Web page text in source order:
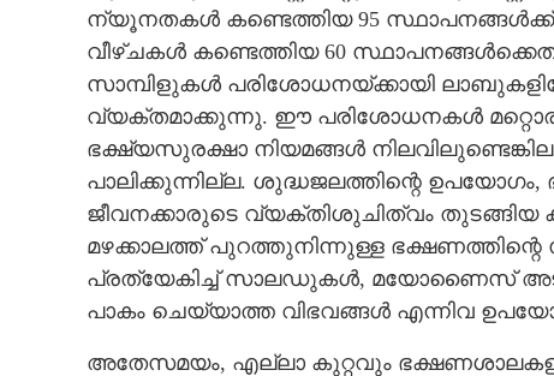
ന്യൂനതകൾ കണ്ടെത്തിയ 95
വീഴ്ചകൾ കണ്ടെത്തിയ 60
സാമ്പിളുകൾ പരിശോധനയ്ക്കായി
വ്യക്തമാക്കുന്നു. ഈ പരിശോധനകൾ
ഭക്ഷ്യസുരക്ഷാ നിയമങ്ങൾ
പാലിക്കുന്നില്ല. ശുദ്ധജലത്തിന്റെ
ജീവനക്കാരുടെ വ്യക്തിശുചിത്വം തുടങ്ങിയ
മഴക്കാലത്ത് പുറത്തുനിന്നുള്ള
പ്രത്യേകിച്ച് സാലഡുകൾ, മയോണൈസ്
പാകം ചെയ്യാത്ത വിഭവങ്ങൾ എന്നിവ
അതേസമയം, എല്ലാ കുറ്റവും